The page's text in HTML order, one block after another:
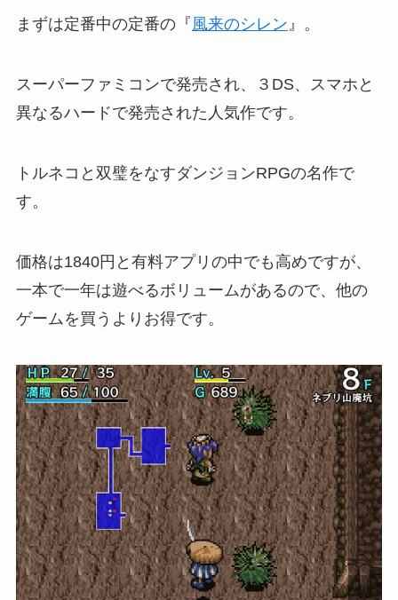
まずは定番中の定番の『風来のシレン』。
スーパーファミコンで発売され、３DS、スマホと
異なるハードで発売された人気作です。
トルネコと双璧をなすダンジョンRPGの名作で
す。
価格は1840円と有料アプリの中でも高めですが、
一本で一年は遊べるボリュームがあるので、他の
ゲームを買うよりお得です。